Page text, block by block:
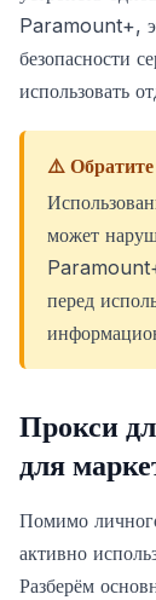
Paramount+,
безопасности
использовать
⚠️
может
перед
Прокси
для
Помимо
активно
Разберём